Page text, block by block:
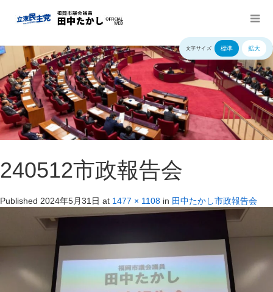
文字サイズ 標準 拡大
240512市政報告会
Published 2024年5月31日 at 1477 × 1108 in 田中たかし市政報告会